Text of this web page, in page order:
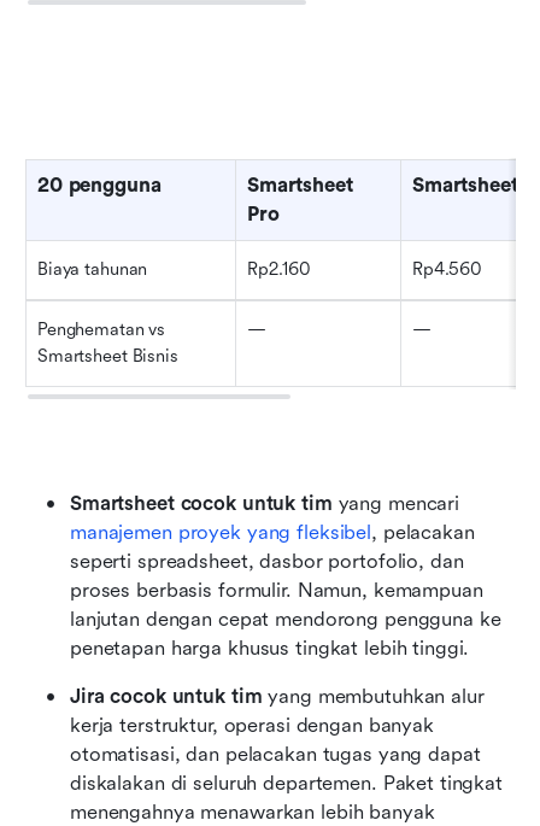
20 pengguna
Smartsheet
Pro
Smartsheet
Biaya tahunan Rp2.160 Rp4.560
Penghematan vs
Smartsheet Bisnis
— —
Smartsheet cocok untuk tim
manajemen proyek yang fleksibel , pelacakan
seperti spreadsheet, dasbor portofolio, dan
proses berbasis formulir. Namun, kemampuan
lanjutan dengan cepat mendorong pengguna ke
penetapan harga khusus tingkat lebih tinggi.
Jira cocok untuk tim yang membutuhkan alur
kerja terstruktur, operasi dengan banyak
otomatisasi, dan pelacakan tugas yang dapat
diskalakan di seluruh departemen. Paket tingkat
menengahnya menawarkan lebih banyak